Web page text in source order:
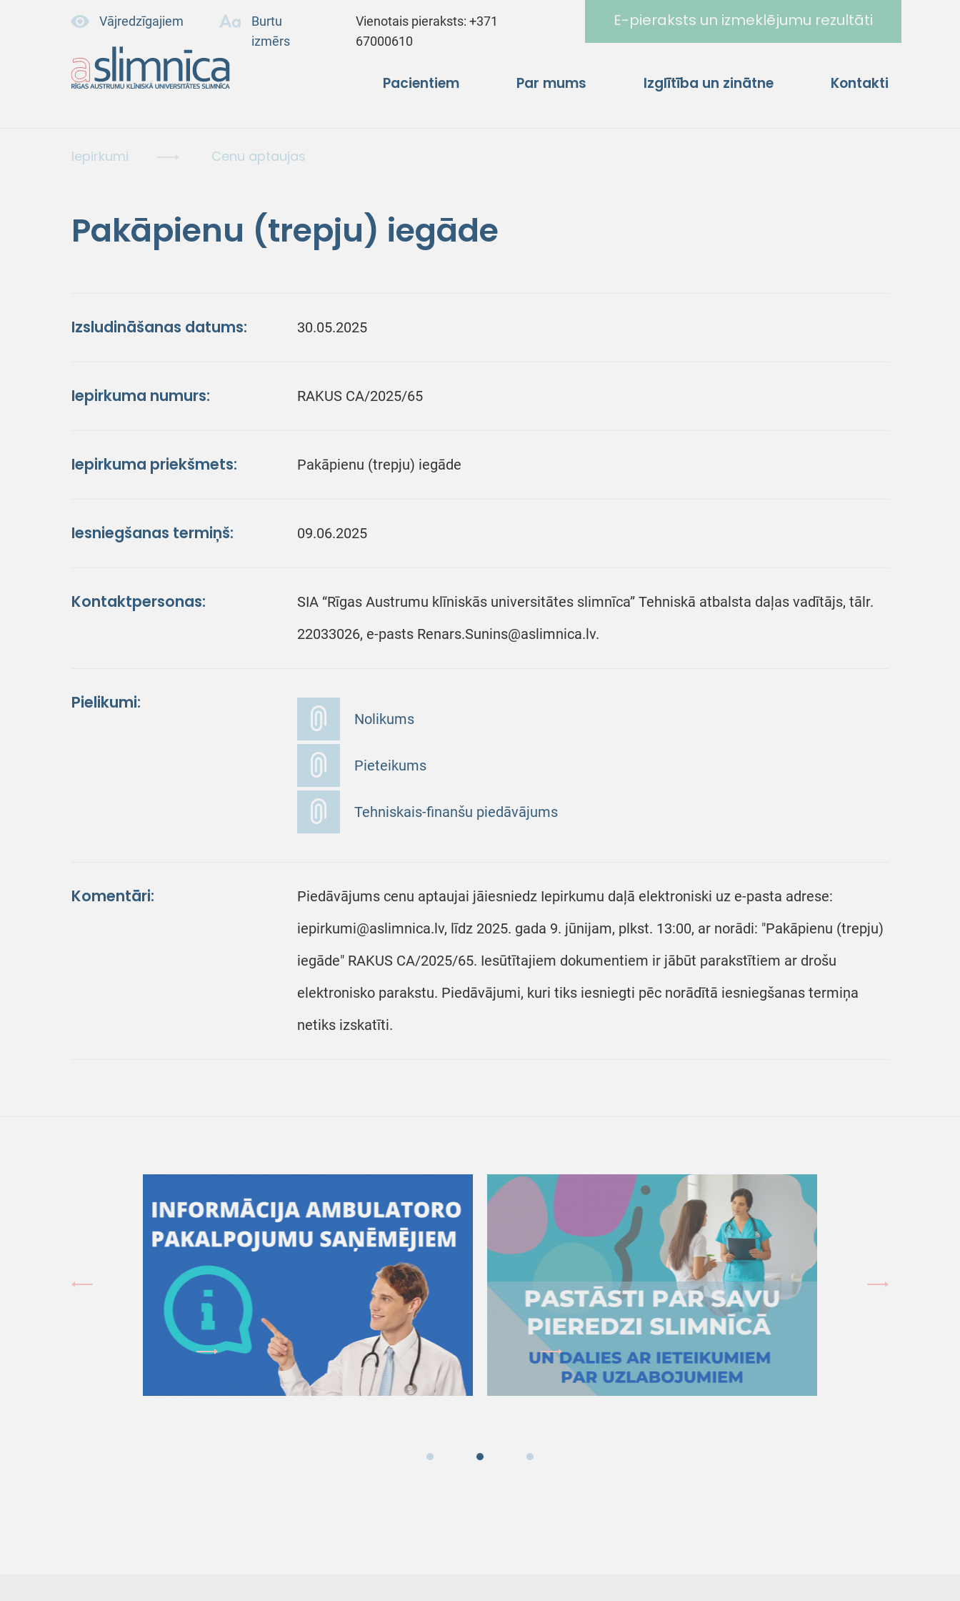
Vājredzīgajiem
Burtu
izmērs
Vienotais pieraksts:+371
67000610
E-pieraksts un izmeklējumu rezultāti
Pacientiem Par mums Izglītība un zinātne Kontakti
Iepirkumi Cenu aptaujas
Pakāpienu (trepju) iegāde
Izsludināšanas datums: 30.05.2025
Iepirkuma numurs: RAKUS CA/2025/65
Iepirkuma priekšmets: Pakāpienu (trepju) iegāde
Iesniegšanas termiņš: 09.06.2025
Kontaktpersonas:
SIA “Rīgas Austrumu klīniskās universitātes slimnīca” Tehniskā atbalsta daļas vadītājs, tālr.
22033026, e-pasts Renars.Sunins@aslimnica.lv.
Pielikumi:
Nolikums
Pieteikums
Tehniskais-finanšu piedāvājums
Komentāri:
Piedāvājums cenu aptaujai jāiesniedz Iepirkumu daļā elektroniski uz e-pasta adrese:
iepirkumi@aslimnica.lv, līdz 2025. gada 9. jūnijam, plkst. 13:00, ar norādi: "Pakāpienu (trepju)
iegāde" RAKUS CA/2025/65. Iesūtītajiem dokumentiem ir jābūt parakstītiem ar drošu
elektronisko parakstu. Piedāvājumi, kuri tiks iesniegti pēc norādītā iesniegšanas termiņa
netiks izskatīti.